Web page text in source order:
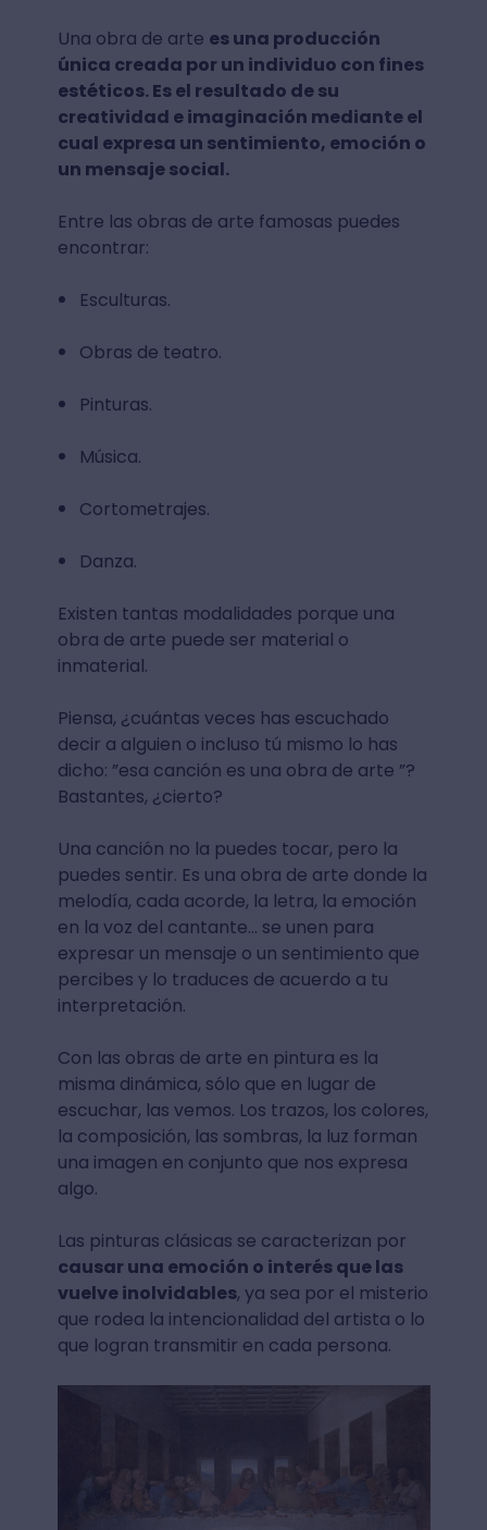
Una obra de arte es una producción
única creada por un individuo con fines
estéticos. Es el resultado de su
creatividad e imaginación mediante el
cual expresa un sentimiento, emoción o
un mensaje social.
Entre las obras de arte famosas puedes
encontrar:
Esculturas.
Obras de teatro.
Pinturas.
Música.
Cortometrajes.
Danza.
Existen tantas modalidades porque una
obra de arte puede ser material o
inmaterial.
Piensa, ¿cuántas veces has escuchado
decir a alguien o incluso tú mismo lo has
dicho: ”esa canción es una obra de arte ”?
Bastantes, ¿cierto?
Una canción no la puedes tocar, pero la
puedes sentir. Es una obra de arte donde la
melodía, cada acorde, la letra, la emoción
en la voz del cantante… se unen para
expresar un mensaje o un sentimiento que
percibes y lo traduces de acuerdo a tu
interpretación.
Con las obras de arte en pintura es la
misma dinámica, sólo que en lugar de
escuchar, las vemos. Los trazos, los colores,
la composición, las sombras, la luz forman
una imagen en conjunto que nos expresa
algo.
Las pinturas clásicas se caracterizan por
causar una emoción o interés que las
vuelve inolvidables, ya sea por el misterio
que rodea la intencionalidad del artista o lo
que logran transmitir en cada persona.